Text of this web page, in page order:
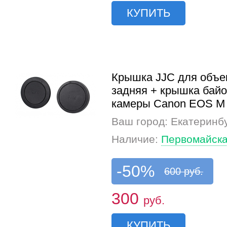
КУПИТЬ
Крышка JJC для
задняя + крышка
камеры Canon EOS M
Ваш город:
Наличие:
-50% 600 руб.
300 руб.